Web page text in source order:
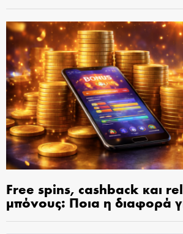
Free spins, cashback και
μπόνους: Ποια η διαφορά